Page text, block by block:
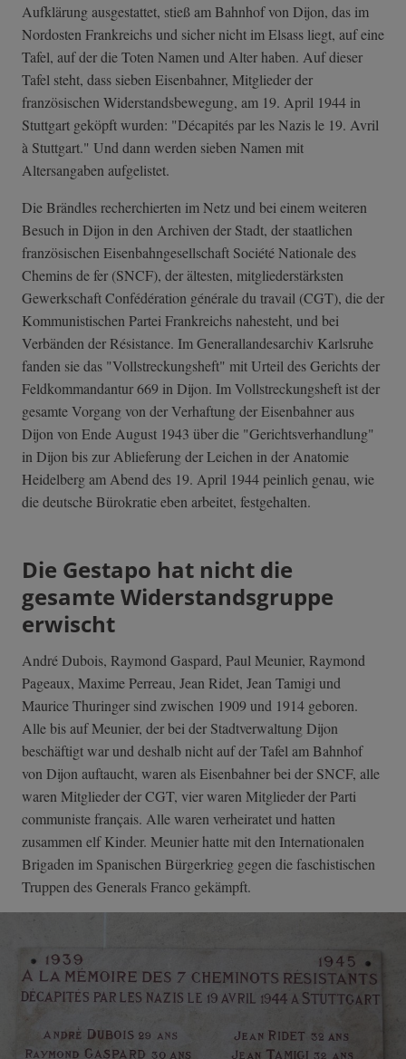
Aufklärung ausgestattet, stieß am Bahnhof von Dijon, das im
Nordosten Frankreichs und sicher nicht im Elsass liegt, auf eine
Tafel, auf der die Toten Namen und Alter haben. Auf dieser
Tafel steht, dass sieben Eisenbahner, Mitglieder der
französischen Widerstandsbewegung, am 19. April 1944 in
Stuttgart geköpft wurden: "Décapités par les Nazis le 19. Avril
à Stuttgart." Und dann werden sieben Namen mit
Altersangaben aufgelistet.
Die Brändles recherchierten im Netz und bei einem weiteren
Besuch in Dijon in den Archiven der Stadt, der staatlichen
französischen Eisenbahngesellschaft Société Nationale des
Chemins de fer (SNCF), der ältesten, mitgliederstärksten
Gewerkschaft Confédération générale du travail (CGT), die der
Kommunistischen Partei Frankreichs nahesteht, und bei
Verbänden der Résistance. Im Generallandesarchiv Karlsruhe
fanden sie das "Vollstreckungsheft" mit Urteil des Gerichts der
Feldkommandantur 669 in Dijon. Im Vollstreckungsheft ist der
gesamte Vorgang von der Verhaftung der Eisenbahner aus
Dijon von Ende August 1943 über die "Gerichtsverhandlung"
in Dijon bis zur Ablieferung der Leichen in der Anatomie
Heidelberg am Abend des 19. April 1944 peinlich genau, wie
die deutsche Bürokratie eben arbeitet, festgehalten.
Die Gestapo hat nicht die
gesamte Widerstandsgruppe
erwischt
André Dubois, Raymond Gaspard, Paul Meunier, Raymond
Pageaux, Maxime Perreau, Jean Ridet, Jean Tamigi und
Maurice Thuringer sind zwischen 1909 und 1914 geboren.
Alle bis auf Meunier, der bei der Stadtverwaltung Dijon
beschäftigt war und deshalb nicht auf der Tafel am Bahnhof
von Dijon auftaucht, waren als Eisenbahner bei der SNCF, alle
waren Mitglieder der CGT, vier waren Mitglieder der Parti
communiste français. Alle waren verheiratet und hatten
zusammen elf Kinder. Meunier hatte mit den Internationalen
Brigaden im Spanischen Bürgerkrieg gegen die faschistischen
Truppen des Generals Franco gekämpft.